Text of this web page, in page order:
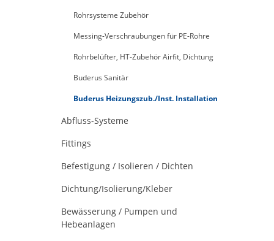
Rohrsysteme Zubehör
Messing-Verschraubungen für PE-Rohre
Rohrbelüfter, HT-Zubehör Airfit, Dichtung
Buderus Sanitär
Buderus Heizungszub./Inst. Installation
Abfluss-Systeme
Fittings
Befestigung / Isolieren / Dichten
Dichtung/Isolierung/Kleber
Bewässerung / Pumpen und
Hebeanlagen